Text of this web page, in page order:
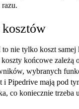
to nie tylko koszt
końcowe
wybranych
Pipedrive mają pod
co koniecznie trzeba